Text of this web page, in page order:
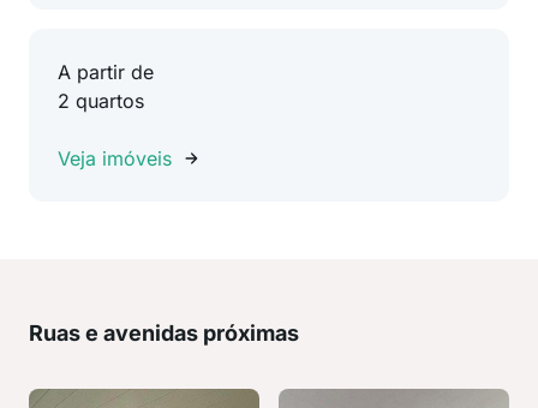
A partir de
2 quartos
Veja imóveis
Ruas e avenidas próximas